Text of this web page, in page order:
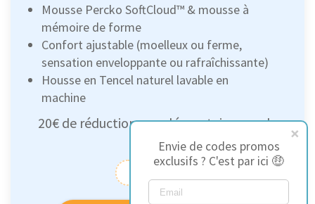
Mousse Percko SoftCloud™ & mousse à
mémoire de forme
Confort ajustable (moelleux ou ferme,
sensation enveloppante ou rafraîchissante)
Housse en Tencel naturel lavable en
machine
20€ de réduction supplémentaire avec le
code
Envie de codes promos
exclusifs ? C'est par ici 🤑